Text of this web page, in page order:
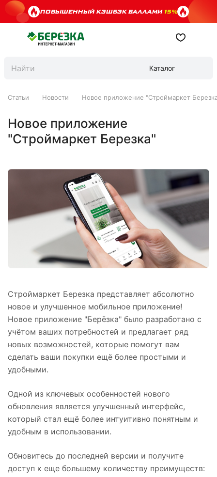
ПОВЫШЕННЫЙ КЭШБЭК БАЛЛАМИ15%
Каталог
Статьи Новости Новое приложение "Строймаркет
Новое приложение
"Строймаркет Березка"
Строймаркет Березка представляет абсолютно
новое и улучшенное мобильное приложение!
Новое приложение "Берёзка" было разработано с
учётом ваших потребностей и предлагает ряд
новых возможностей, которые помогут вам
сделать ваши покупки ещё более простыми и
удобными.
Одной из ключевых особенностей нового
обновления является улучшенный интерфейс,
который стал ещё более интуитивно понятным и
удобным в использовании.
Обновитесь до последней версии и получите
доступ к еще большему количеству преимуществ: